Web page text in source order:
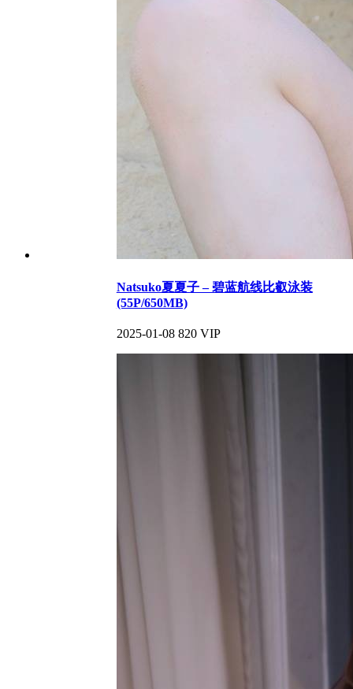
Natsuko夏夏子 – 碧蓝航线比叡泳装
(55P/650MB)
2025-01-08 820 VIP